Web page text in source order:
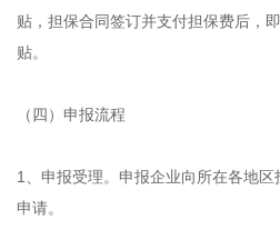
贴，担保合同签订并支付担保费后，
贴。
（四）申报流程
1、申报受理。申报企业向所在各地
申请。